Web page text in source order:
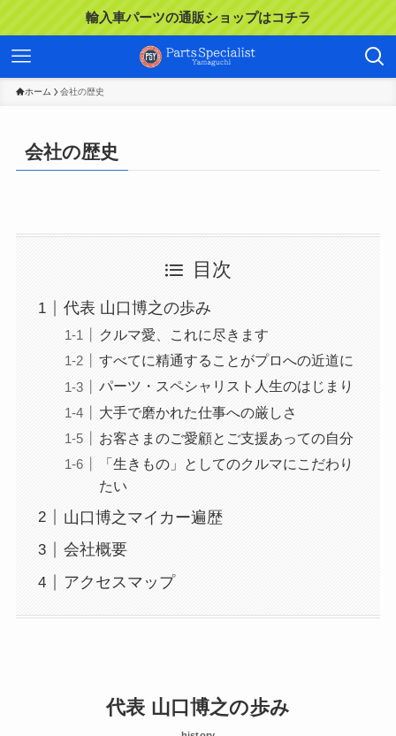
輸入車パーツの通販ショップはコチラ
ホーム 会社の歴史
会社の歴史
目次
代表 山口博之の歩み
クルマ愛、これに尽きます
すべてに精通することがプロへの近道に
パーツ・スペシャリスト人生のはじまり
大手で磨かれた仕事への厳しさ
お客さまのご愛顧とご支援あっての自分
「生きもの」としてのクルマにこだわり
たい
山口博之マイカー遍歴
会社概要
アクセスマップ
代表 山口博之の歩み